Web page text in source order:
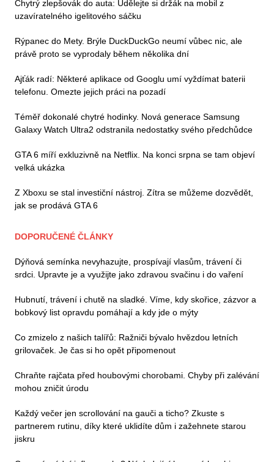
Chytrý zlepšovák do auta: Udělejte si držák na mobil z
uzavíratelného igelitového sáčku
Rýpanec do Mety. Brýle DuckDuckGo neumí vůbec nic, ale
právě proto se vyprodaly během několika dní
Ajťák radí: Některé aplikace od Googlu umí vyždímat baterii
telefonu. Omezte jejich práci na pozadí
Téměř dokonalé chytré hodinky. Nová generace Samsung
Galaxy Watch Ultra2 odstranila nedostatky svého předchůdce
GTA 6 míří exkluzivně na Netflix. Na konci srpna se tam objeví
velká ukázka
Z Xboxu se stal investiční nástroj. Zítra se můžeme dozvědět,
jak se prodává GTA 6
DOPORUČENÉ ČLÁNKY
Dýňová semínka nevyhazujte, prospívají vlasům, trávení či
srdci. Upravte je a využijte jako zdravou svačinu i do vaření
Hubnutí, trávení i chutě na sladké. Víme, kdy skořice, zázvor a
bobkový list opravdu pomáhají a kdy jde o mýty
Co zmizelo z našich talířů: Ražniči bývalo hvězdou letních
grilovaček. Je čas si ho opět připomenout
Chraňte rajčata před houbovými chorobami. Chyby při zalévání
mohou zničit úrodu
Každý večer jen scrollování na gauči a ticho? Zkuste s
partnerem rutinu, díky které uklidíte dům i zažehnete starou
jiskru